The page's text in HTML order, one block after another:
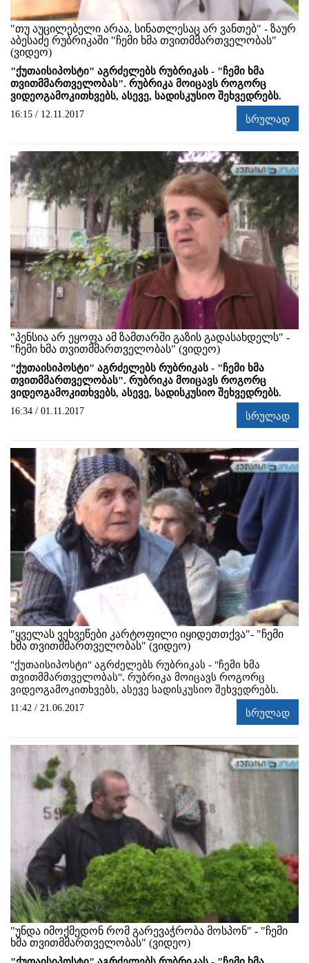
"თუ აუცილებელი არაა, სინათლესაც არ ვანთებ" - ზაურ
აბესაძე რუბრიკაში "ჩემი ხმა თვითმმართველობას"
(ვიდეო)
"ქუთაისიპოსტი" აგრძელებს რუბრიკას - "ჩემი ხმა
თვითმმართველობას". რუბრიკა მოიცავს როგორც
ვიდეოგამოკითხვებს, ასევე, სადისკუსიო შეხვედრებს.
16:15 / 12.11.2017 სრულად
"პენსია არ ეყოფა ამ ზამთარში გაზის გადასახდელს" -
"ჩემი ხმა თვითმმართველობას" (ვიდეო)
"ქუთაისიპოსტი" აგრძელებს რუბრიკას - "ჩემი ხმა
თვითმმართველობას". რუბრიკა მოიცავს როგორც
ვიდეოგამოკითხვებს, ასევე, სადისკუსიო შეხვედრებს.
16:34 / 01.11.2017 სრულად
"ყველას ვეხვეწები კარტოფილი იყიდეთთქვა"- "ჩემი
ხმა თვითმმართველობას" (ვიდეო)
"ქუთაისიპოსტი" აგრძელებს რუბრიკას - "ჩემი ხმა
თვითმმართველობას". რუბრიკა მოიცავს როგორც
ვიდეოგამოკითხვებს, ასევე სადისკუსიო შეხვედრებს.
11:42 / 21.06.2017 სრულად
"უნდა იმოქმედონ რომ გარევაჭრობა მოსპონ" - "ჩემი
ხმა თვითმმართველობას" (ვიდეო)